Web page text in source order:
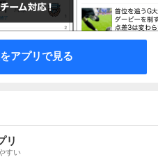
アプリで見る
リ
すい